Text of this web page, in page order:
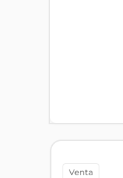
venta